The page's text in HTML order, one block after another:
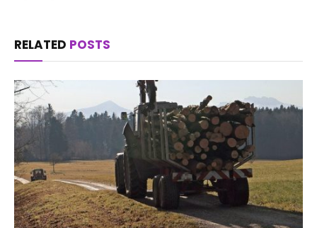
RELATED POSTS